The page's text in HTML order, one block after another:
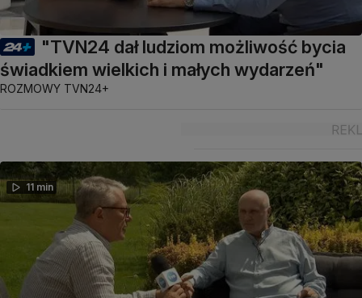
"TVN24 dał ludziom możliwość bycia
świadkiem wielkich i małych wydarzeń"
ROZMOWY TVN24+
11 min